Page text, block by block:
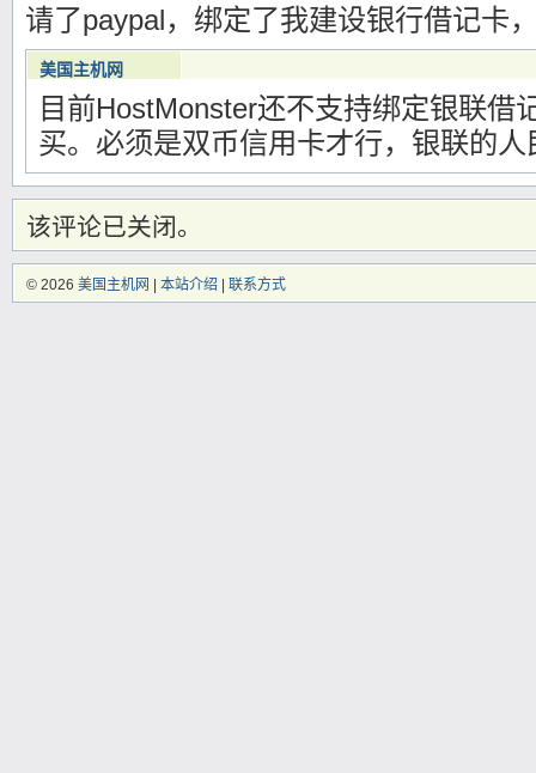
/www/wwwroot/meiguozhuji.com/wp-content/themes/blocks/functions.php
请了paypal，绑定了我建设银行借记卡
美国主机网
2012年11月28日16时47分
Warning : Use of undefined constant 编辑 - assumed '编辑' (this will throw
/www/wwwroot/meiguozhuji.com/wp-content/themes/blocks/functions.php
目前HostMonster还不支持绑定银联借
买。必须是双币信用卡才行，银联的
该评论已关闭。
© 2026 美国主机网 本站介绍 联系方式